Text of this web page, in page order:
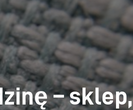
– sklep,